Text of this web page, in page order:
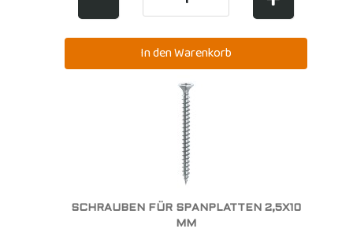
SCHRAUBEN FÜR SPANPLATTEN 2,5X10
MM